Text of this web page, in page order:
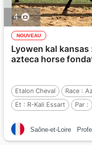
4
NOUVEAU
Lyowen kal
azteca horse
Etalon Cheval Race :
Et : R-Kali Essart Par :
Saône-et-Loire